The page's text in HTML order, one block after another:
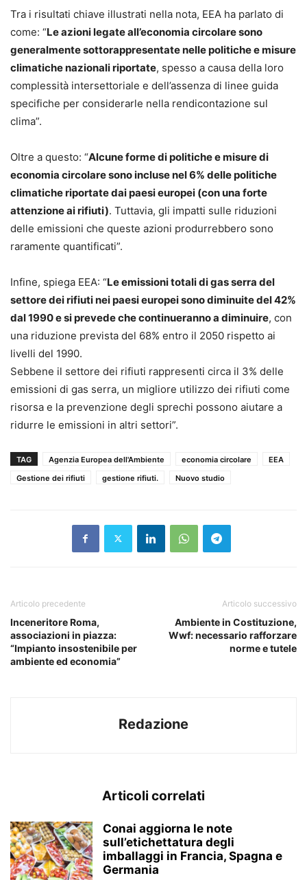
Tra i risultati chiave illustrati nella nota, EEA ha parlato di
come: “Le azioni legate all’economia circolare sono
generalmente sottorappresentate nelle politiche e misure
climatiche nazionali riportate, spesso a causa della loro
complessità intersettoriale e dell’assenza di linee guida
specifiche per considerarle nella rendicontazione sul
clima”.
Oltre a questo: “Alcune forme di politiche e misure di
economia circolare sono incluse nel 6% delle politiche
climatiche riportate dai paesi europei (con una forte
attenzione ai rifiuti). Tuttavia, gli impatti sulle riduzioni
delle emissioni che queste azioni produrrebbero sono
raramente quantificati”.
Infine, spiega EEA: “Le emissioni totali di gas serra del
settore dei rifiuti nei paesi europei sono diminuite del 42%
dal 1990 e si prevede che continueranno a diminuire, con
una riduzione prevista del 68% entro il 2050 rispetto ai
livelli del 1990.
Sebbene il settore dei rifiuti rappresenti circa il 3% delle
emissioni di gas serra, un migliore utilizzo dei rifiuti come
risorsa e la prevenzione degli sprechi possono aiutare a
ridurre le emissioni in altri settori”.
TAG Agenzia Europea dell'Ambiente economia circolare
EEA
Gestione dei rifiuti
gestione rifiuti. Nuovo studio
Articolo precedente
Inceneritore Roma,
associazioni in piazza:
“Impianto insostenibile per
ambiente ed economia”
Articolo successivo
Ambiente in Costituzione,
Wwf: necessario rafforzare
norme e tutele
Redazione
Articoli correlati
Conai aggiorna le note
sull’etichettatura degli
imballaggi in Francia, Spagna e
Germania